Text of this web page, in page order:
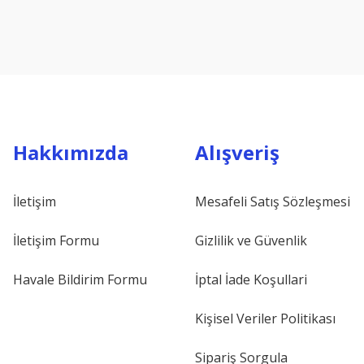
Hakkımızda
İletişim
İletişim Formu
Havale Bildirim Formu
Alışveriş
Mesafeli Satış Sözleşmesi
Gizlilik ve Güvenlik
İptal İade Koşullari
Kişisel Veriler Politikası
Sipariş Sorgula